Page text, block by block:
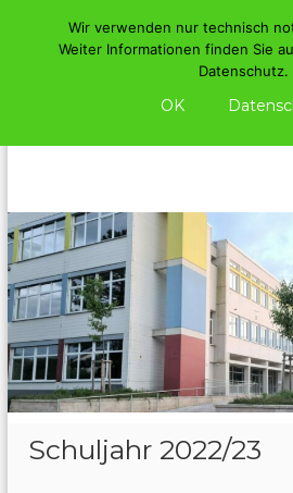
t
s
p
r
n
g
e
n
i
e
l
s
c
h
u
l
e
S
c
Schuljahr 2022/23
Wir verwenden nur technisch
Weiter Informationen finden Sie
Datenschutz.
OK